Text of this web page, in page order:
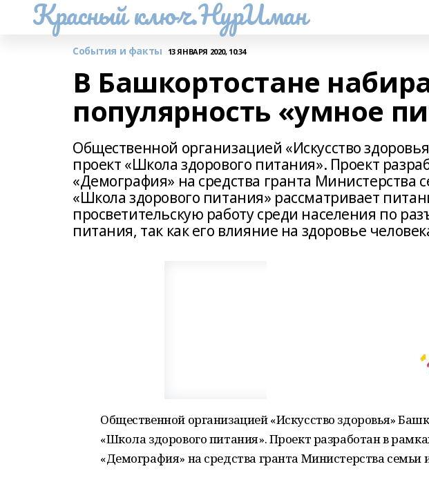
Красный ключ.НурИман
События и факты 13 ЯНВАРЯ 2020, 10:34
В Башкортостане
популярность «умное
Общественной организацией «Искусство
проект «Школа здорового питания». Проект
«Демография» на средства гранта Министерства
«Школа здорового питания» рассматривает
просветительскую работу среди населения по
питания, так как его влияние на здоровье
Общественной организацией «Искусство здоровья»
«Школа здорового питания». Проект разработан в
«Демография» на средства гранта Министерства семьи